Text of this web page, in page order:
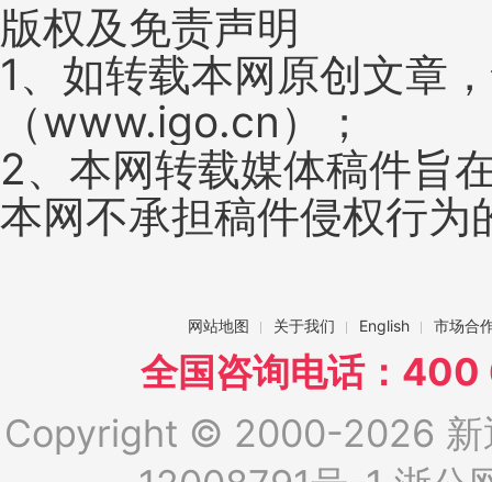
版权及免责声明
1、如转载本网原创文章
（www.igo.cn）；
2、本网转载媒体稿件旨
本网不承担稿件侵权行为
网站地图 关于我们 English 市场合
全国咨询电话：
Copyright © 2000-2026 新